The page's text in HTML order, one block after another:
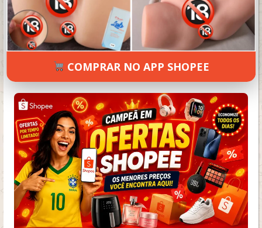
❪𖨠ฺ࣪ 𝐅𝐈𝐆𝐔𝐑𝐈𝐍𝐇𝐀𝐒 ↵❫
3.7/5 (30 avaliações)
COMPRAR NO APP SHOPEE